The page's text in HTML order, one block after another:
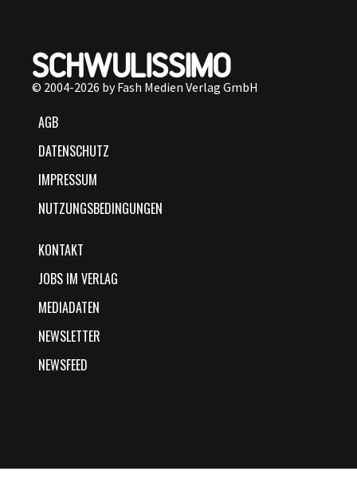
© 2004-2026 by Fash Medien Verlag GmbH
AGB
DATENSCHUTZ
IMPRESSUM
NUTZUNGSBEDINGUNGEN
KONTAKT
JOBS IM VERLAG
MEDIADATEN
NEWSLETTER
NEWSFEED